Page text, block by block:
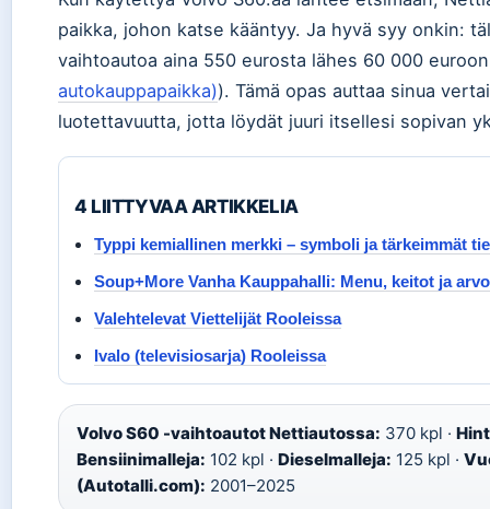
paikka, johon katse kääntyy. Ja hyvä syy onkin:
vaihtoautoa aina 550 eurosta lähes 60 000
autokauppapaikka)). Tämä opas auttaa sinua
luotettavuutta, jotta löydät juuri itsellesi sopivan
4 LIITTYVAA ARTIKKELIA
Typpi kemiallinen merkki – symboli ja tärkeimmät
Soup+More Vanha Kauppahalli: Menu, keitot ja
Valehtelevat Viettelijät Rooleissa
Ivalo (televisiosarja) Rooleissa
Volvo S60 -vaihtoautot Nettiautossa: 370 kpl ·
Bensiinimalleja: 102 kpl · Dieselmalleja: 125 kpl ·
(Autotalli.com): 2001–2025